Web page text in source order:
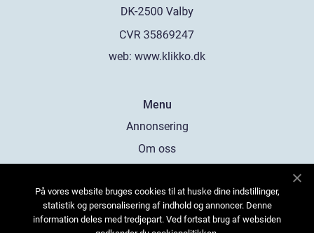
web: www.klikko.dk
Menu
Annonsering
Om oss
Kontakta oss
Sitemap
På vores website bruges cookies til at huske dine indstillinger,
statistik og personalisering af indhold og annoncer. Denne
information deles med tredjepart. Ved fortsat brug af websiden